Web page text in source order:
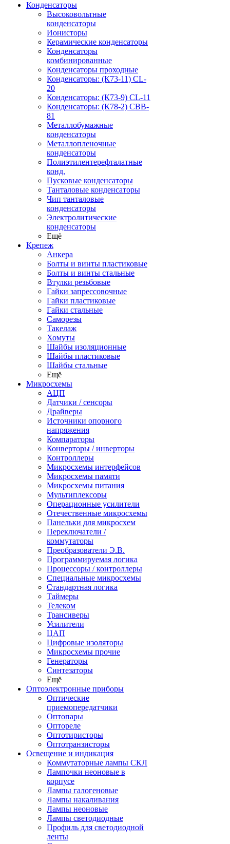
Конденсаторы
Высоковольтные
конденсаторы
Ионисторы
Керамические конденсаторы
Конденсаторы
комбинированные
Конденсаторы проходные
Конденсаторы: (К73-11) CL-
20
Конденсаторы: (К73-9) CL-11
Конденсаторы: (К78-2) CBB-
81
Металлобумажные
конденсаторы
Металлопленочные
конденсаторы
Полиэтилентерефталатные
конд.
Пусковые конденсаторы
Танталовые конденсаторы
Чип танталовые
конденсаторы
Электролитические
конденсаторы
Ещё
Крепеж
Анкера
Болты и винты пластиковые
Болты и винты стальные
Втулки резьбовые
Гайки запрессовочные
Гайки пластиковые
Гайки стальные
Саморезы
Такелаж
Хомуты
Шайбы изоляционные
Шайбы пластиковые
Шайбы стальные
Ещё
Микросхемы
АЦП
Датчики / сенсоры
Драйверы
Источники опорного
напряжения
Компараторы
Конверторы / инверторы
Контроллеры
Микросхемы интерфейсов
Микросхемы памяти
Микросхемы питания
Мультиплексоры
Операционные усилители
Отечественные микросхемы
Панельки для микросхем
Переключатели /
коммутаторы
Преобразователи Э.В.
Программируемая логика
Процессоры / контроллеры
Специальные микросхемы
Стандартная логика
Таймеры
Телеком
Трансиверы
Усилители
ЦАП
Цифровые изоляторы
Микросхемы прочие
Генераторы
Синтезаторы
Ещё
Оптоэлектронные приборы
Оптические
приемопередатчики
Оптопары
Оптореле
Оптотиристоры
Оптотранзисторы
Освещение и индикация
Коммутаторные лампы СКЛ
Лампочки неоновые в
корпусе
Лампы галогеновые
Лампы накаливания
Лампы неоновые
Лампы светодиодные
Профиль для светодиодной
ленты